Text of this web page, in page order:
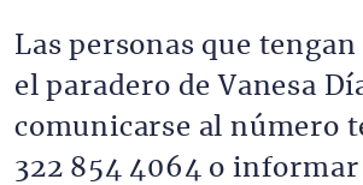
Las personas que
el paradero de Vanesa
comunicarse al número
322 854 4064 o informar